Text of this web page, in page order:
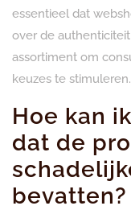
essentieel dat
over de
assortiment om
keuzes te stimuleren.
Hoe kan
dat de
bevatten?